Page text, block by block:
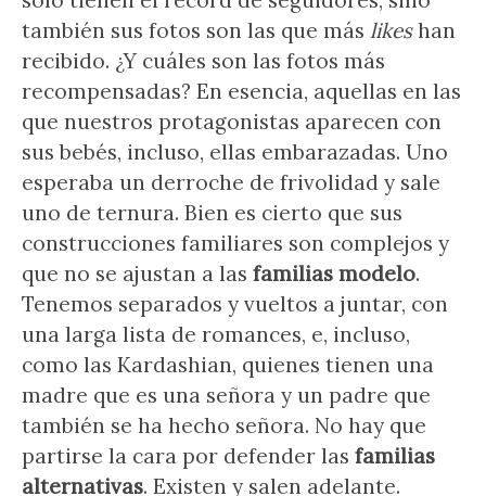
también sus fotos son las que más likeshan
recibido. ¿Y cuáles son las fotos más
recompensadas? En esencia, aquellas en las
que nuestros protagonistas aparecen con
sus bebés, incluso, ellas embarazadas. Uno
esperaba un derroche de frivolidad y sale
uno de ternura. Bien es cierto que sus
construcciones familiares son complejos y
que no se ajustan a las familias modelo.
Tenemos separados y vueltos a juntar, con
una larga lista de romances, e, incluso,
como las Kardashian, quienes tienen una
madre que es una señora y un padre que
también se ha hecho señora. No hay que
partirse la cara por defender las familias
alternativas. Existen y salen adelante.